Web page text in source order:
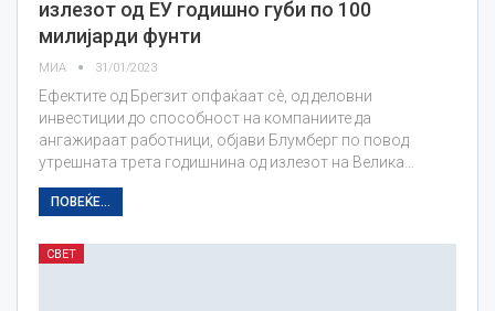
излезот од ЕУ годишно губи по 100
милијарди фунти
МИА 31/01/2023
Ефектите од Брегзит опфаќаат сè, од деловни
инвестиции до способност на компаниите да
ангажираат работници, објави Блумберг по повод
утрешната трета годишнина од излезот на Велика…
ПОВЕЌЕ...
СВЕТ